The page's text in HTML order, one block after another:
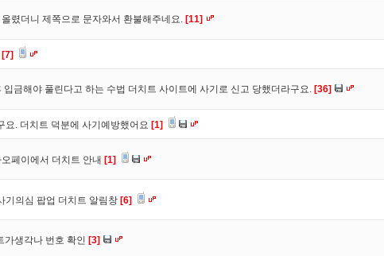
렸더니 제쪽으로 문자와서 환불해주네요. [11]
[7]
금해야 풀린다고 하는 수법 더치트 사이트에 사기로 신고 당했더라구요. [36]
요. 더치트 덕분에 사기예방했어요 [1]
페이에서 더치트 안내 [1]
기의심 팝업 더치트 알림창 [6]
가생각나 번호 확인 [3]